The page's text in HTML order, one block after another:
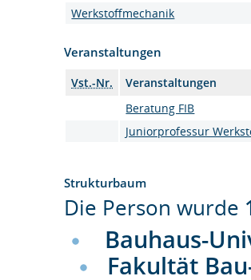
Werkstoffmechanik
Veranstaltungen
Vst.-Nr.
Veranstaltungen
Beratung FIB
Juniorprofessur
Strukturbaum
Die Person wurde
Bauhaus-
Fakultät